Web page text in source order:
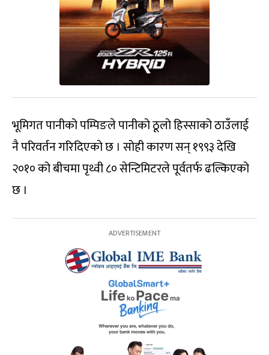
भूमिगत पानीको पम्पिङले पानीको ठूलो हिस्साको ठाउँलाई
नै परिवर्तन गरिदिएको छ । सोही कारण सन् १९९३ देखि
२०१० को बीचमा पृथ्वी ८० सेन्टिमिटरले पूर्वतर्फ ढल्किएको
छ ।